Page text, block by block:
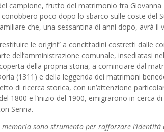
campione, frutto del matrimonio fra Giovanna
conobbero poco dopo lo sbarco sulle coste del
che, una sessantina di anni dopo, avrà il
le origini” a concittadini costretti dalle
dell’amministrazione comunale, insediatasi
della propria storia, a cominciare dal
(1311) e della leggenda dei matrimoni
di ricerca storica, con un’attenzione
1800 e l’inizio del 1900, emigrarono in cerca
Senna.
memoria sono strumento per rafforzare